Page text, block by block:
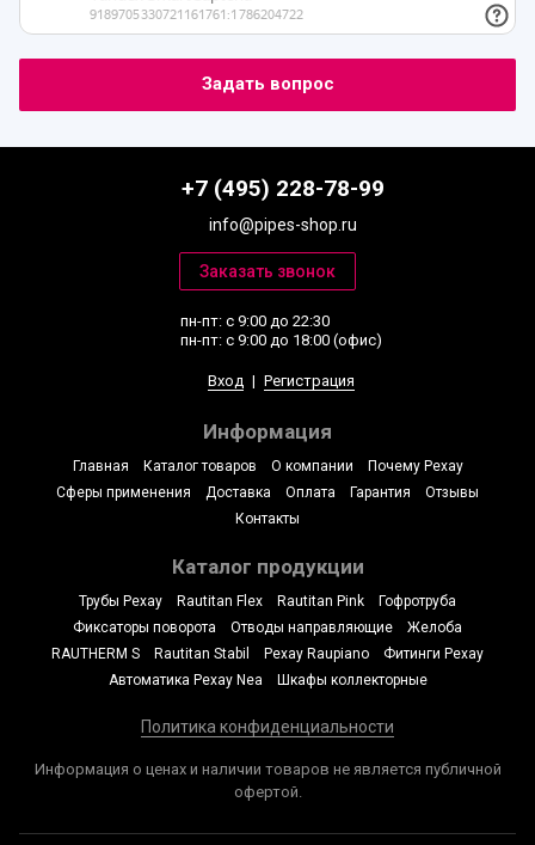
+7 (495) 228-78-99
info@pipes-shop.ru
пн-пт: с 9:00 до 22:30
пн-пт: с 9:00 до 18:00 (офис)
Вход | Регистрация
Информация
Главная Каталог товаров О компании
Почему Рехау
Сферы применения
Доставка Оплата Гарантия
Отзывы
Контакты
Каталог продукции
Трубы Рехау Rautitan Flex Rautitan Pink
Гофротруба
Фиксаторы поворота
Отводы направляющие
Желоба
RAUTHERM S
Rautitan Stabil Рехау Raupiano
Фитинги Рехау
Автоматика Рехау Nea
Шкафы коллекторные
Политика конфиденциальности
Информация о ценах и наличии товаров не является публичной
офертой.